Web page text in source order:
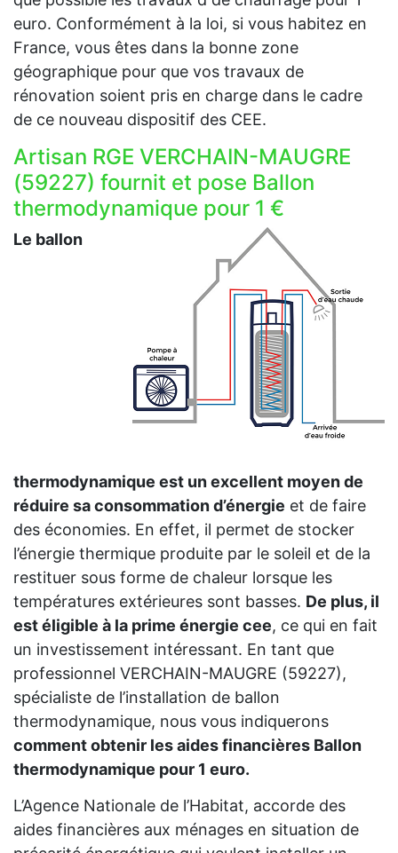
euro. Conformément à la loi, si vous habitez en
France, vous êtes dans la bonne zone
géographique pour que vos travaux de
rénovation soient pris en charge dans le cadre
de ce nouveau dispositif des CEE.
Artisan RGE VERCHAIN-MAUGRE
(59227) fournit et pose Ballon
thermodynamique pour 1 €
Le ballon
thermodynamique est un excellent moyen de
réduire sa consommation d’énergie et de faire
des économies. En effet, il permet de stocker
l’énergie thermique produite par le soleil et de la
restituer sous forme de chaleur lorsque les
températures extérieures sont basses. De plus, il
est éligible à la prime énergie cee, ce qui en fait
un investissement intéressant. En tant que
professionnel VERCHAIN-MAUGRE (59227),
spécialiste de l’installation de ballon
thermodynamique, nous vous indiquerons
comment obtenir les aides financières Ballon
thermodynamique pour 1 euro.
L’Agence Nationale de l’Habitat, accorde des
aides financières aux ménages en situation de